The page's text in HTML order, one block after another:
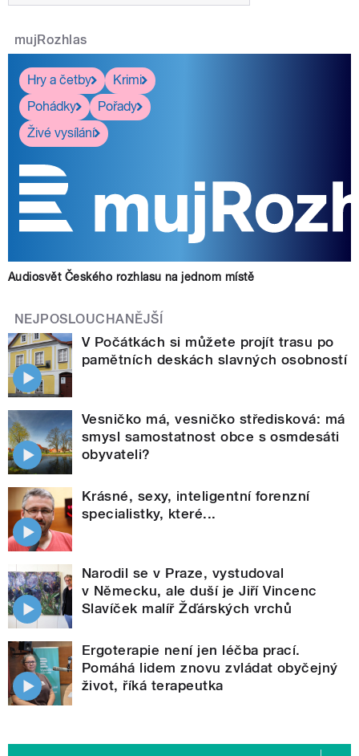
mujRozhlas
Hry a četby
Krimi
Pohádky
Pořady
Živé vysílání
Audiosvět Českého rozhlasu na jednom místě
NEJPOSLOUCHANĚJŠÍ
V Počátkách si můžete projít trasu po
pamětních deskách slavných osobností
Vesničko má, vesničko středisková: má
smysl samostatnost obce s osmdesáti
obyvateli?
Krásné, sexy, inteligentní forenzní
specialistky, které...
Narodil se v Praze, vystudoval
v Německu, ale duší je Jiří Vincenc
Slavíček malíř Žďárských vrchů
Ergoterapie není jen léčba prací.
Pomáhá lidem znovu zvládat obyčejný
život, říká terapeutka